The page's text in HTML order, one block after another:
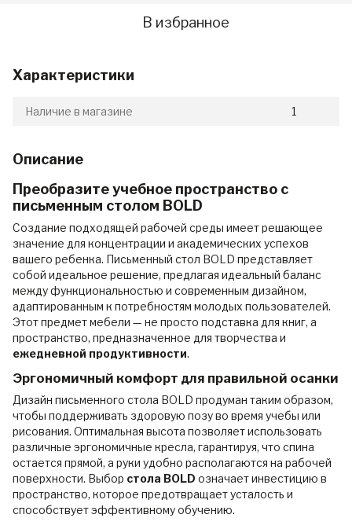
В избранное
Характеристики
Наличие в магазине 1
Описание
Преобразите учебное пространство с
письменным столом BOLD
Создание подходящей рабочей среды имеет решающее
значение для концентрации и академических успехов
вашего ребенка. Письменный стол BOLD представляет
собой идеальное решение, предлагая идеальный баланс
между функциональностью и современным дизайном,
адаптированным к потребностям молодых пользователей.
Этот предмет мебели — не просто подставка для книг, а
пространство, предназначенное для творчества и
ежедневной продуктивности.
Эргономичный комфорт для правильной осанки
Дизайн письменного стола BOLD продуман таким образом,
чтобы поддерживать здоровую позу во время учебы или
рисования. Оптимальная высота позволяет использовать
различные эргономичные кресла, гарантируя, что спина
остается прямой, а руки удобно располагаются на рабочей
поверхности. Выбор стола BOLD означает инвестицию в
пространство, которое предотвращает усталость и
способствует эффективному обучению.